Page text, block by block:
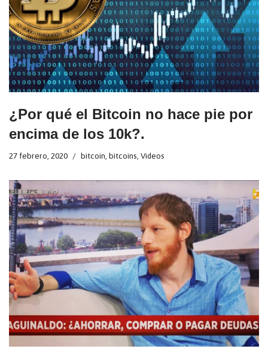
¿Por qué el Bitcoin no hace pie por
encima de los 10k?.
27 febrero, 2020 bitcoin bitcoins Videos